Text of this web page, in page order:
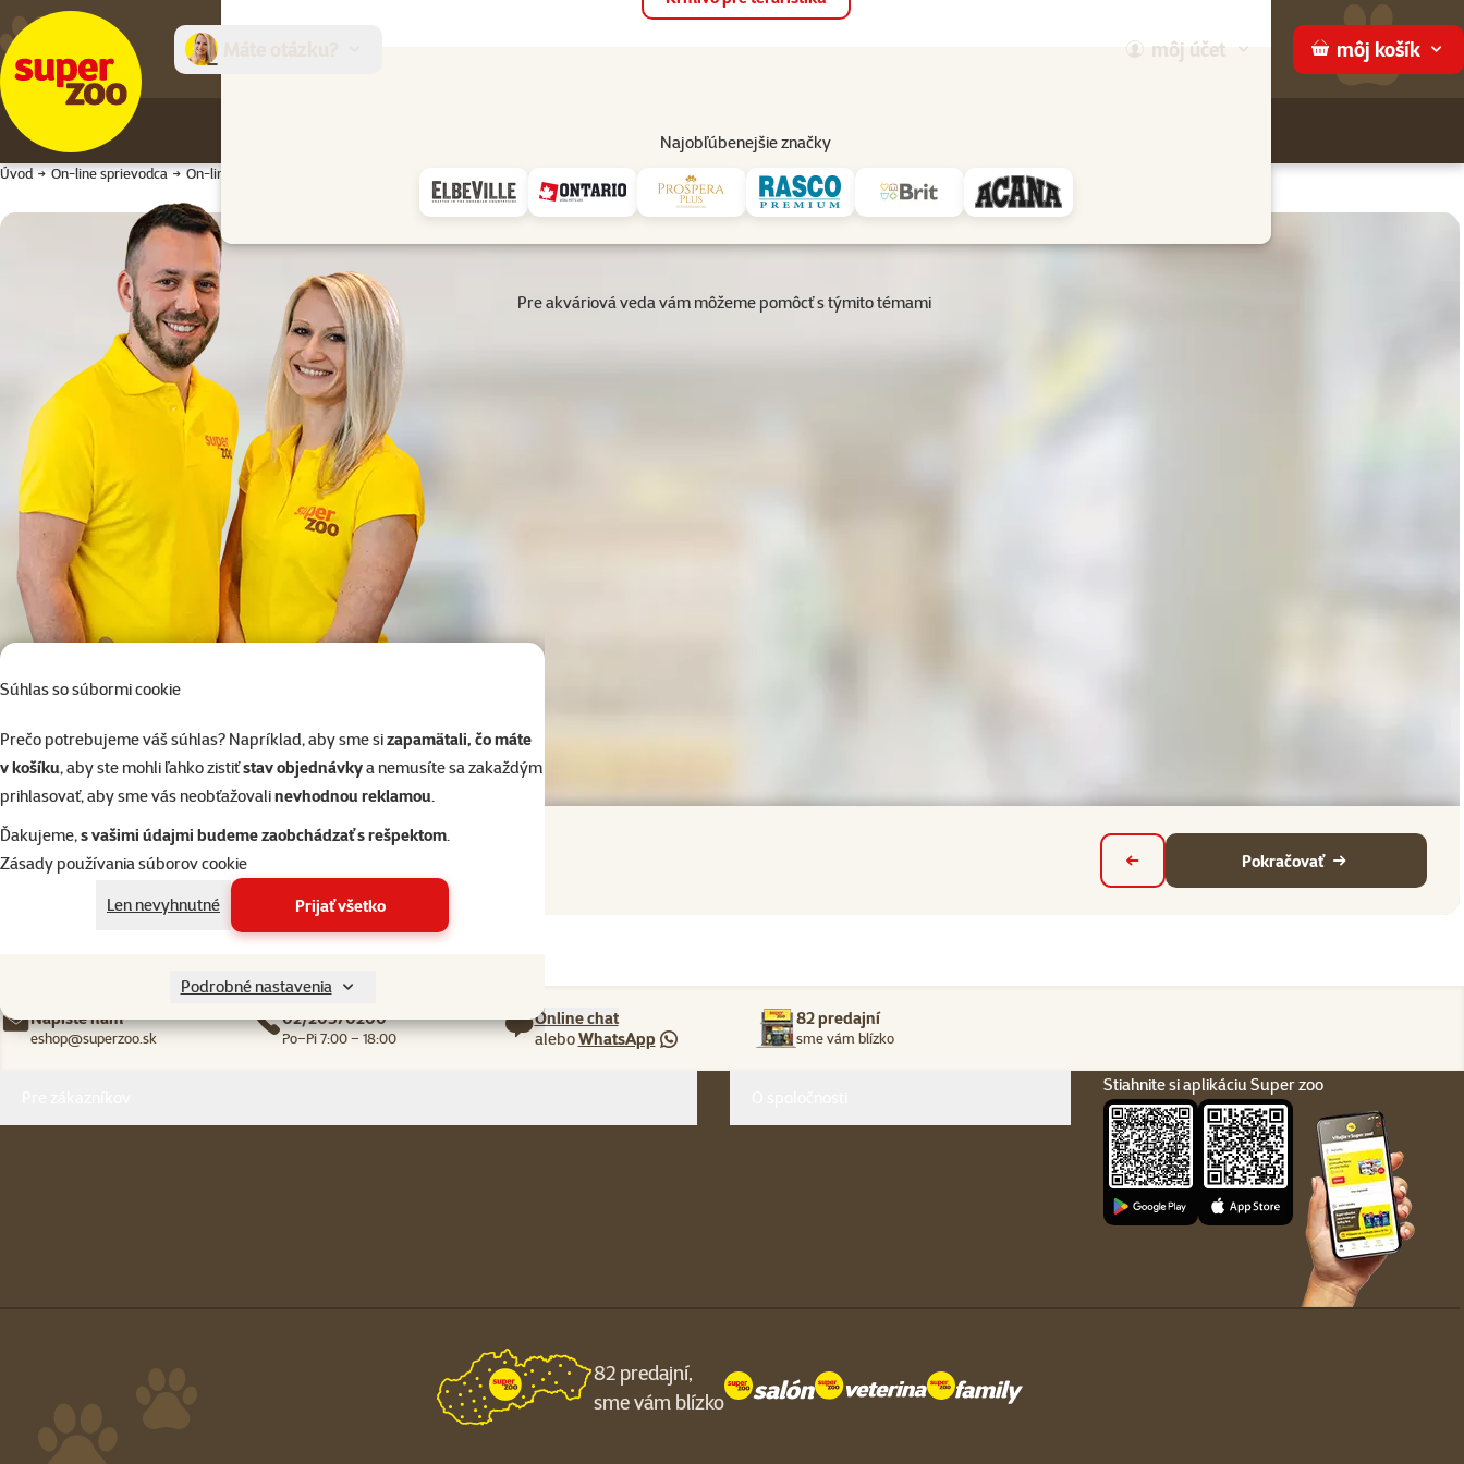
Súhlas so súbormi cookie
Prečo potrebujeme váš súhlas? Napríklad, aby sme sizapamätali, čo máte
v košíku, aby ste mohli ľahko zistiťstav objednávkya nemusíte sa zakaždým
prihlasovať, aby sme vás neobťažovalinevhodnou reklamou.
Ďakujeme,s vašimi údajmi budeme zaobchádzať s rešpektom.
Zásady používania súborov cookie
Len nevyhnutné
Prijať všetko
Podrobné nastavenia
môj účet môj košík
Najobľúbenejšie značky
Predajne Služby
Úvod On-line sprievodca On-line sprievodca
On-line sprievodca
Pre akváriová veda vám môžeme pomôcť s týmito témami
02/20570200
Po–Pi 7:00 – 18:00
Online chat
WhatsApp
Potreby pre akvaristiku Pokračovať
Späť
Napíšte nám
eshop@superzoo.sk
02/20570200
Po–Pi 7:00 – 18:00
Online chat
aleboWhatsApp
82 predajní
sme vám blízko
Stiahnite si aplikáciu Super zoo
82 predajní,
sme vám blízko